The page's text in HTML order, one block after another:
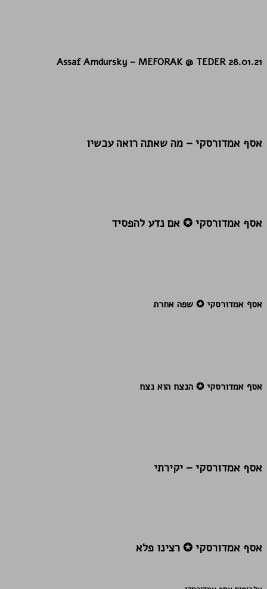
Assaf Amdursky – MEFORAK @ TEDER 28.01.21
אסף אמדורסקי – מה שאתה רואה עכשיו
אסף אמדורסקי ✪ אם נדע להפסיד
אסף אמדורסקי ✪ שפה אחרת
אסף אמדורסקי ✪ הנצח הוא נצח
אסף אמדורסקי – יקירתי
אסף אמדורסקי ✪ רצינו פלא